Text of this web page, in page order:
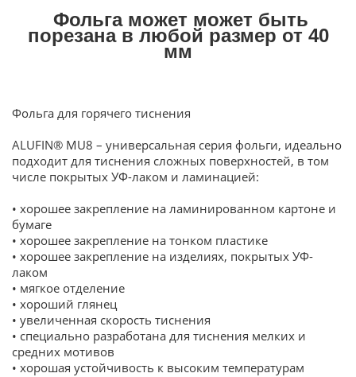
Фольга может может быть
порезана в любой размер от 40
мм
Фольга для горячего тиснения
ALUFIN® MU8 – универсальная серия фольги, идеально
подходит для тиснения сложных поверхностей, в том
числе покрытых УФ-лаком и ламинацией:
• хорошее закрепление на ламинированном картоне и
бумаге
• хорошее закрепление на тонком пластике
• хорошее закрепление на изделиях, покрытых УФ-
лаком
• мягкое отделение
• хороший глянец
• увеличенная скорость тиснения
• специально разработана для тиснения мелких и
средних мотивов
• хорошая устойчивость к высоким температурам